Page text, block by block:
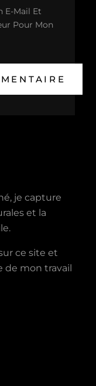
E-Mail Et
Pour Mon
je capture
et la
ce site et
de mon travail